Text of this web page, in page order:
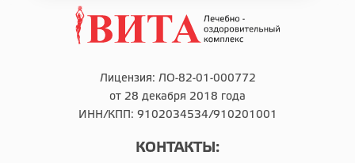
Лицензия: ЛО-82-01-000772
от 28 декабря 2018 года
ИНН/КПП: 9102034534/910201001
КОНТАКТЫ: